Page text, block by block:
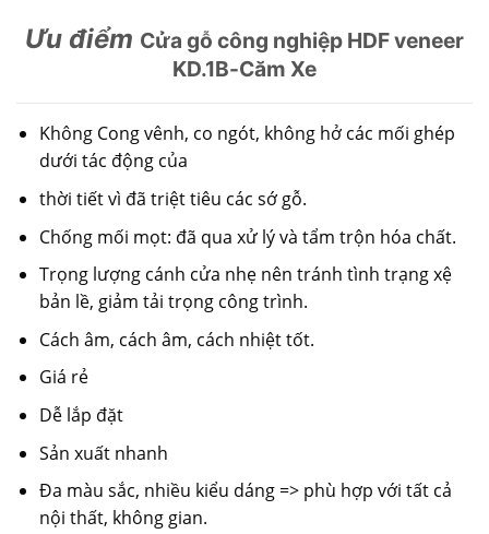
Ưu điểm Cửa gỗ công nghiệp HDF veneer
KD.1B-Căm Xe
Không Cong vênh, co ngót, không hở các mối ghép
dưới tác động của
thời tiết vì đã triệt tiêu các sớ gỗ.
Chống mối mọt: đã qua xử lý và tẩm trộn hóa chất.
Trọng lượng cánh cửa nhẹ nên tránh tình trạng xệ
bản lề, giảm tải trọng công trình.
Cách âm, cách âm, cách nhiệt tốt.
Giá rẻ
Dễ lắp đặt
Sản xuất nhanh
Đa màu sắc, nhiều kiểu dáng => phù hợp với tất cả
nội thất, không gian.